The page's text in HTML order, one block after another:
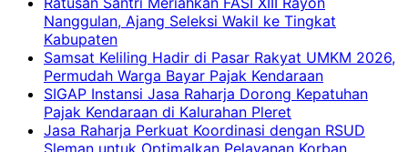
Nanggulan, Ajang Seleksi Wakil ke Tingkat
Kabupaten
Samsat Keliling Hadir di Pasar Rakyat UMKM 2026,
Permudah Warga Bayar Pajak Kendaraan
SIGAP Instansi Jasa Raharja Dorong Kepatuhan
Pajak Kendaraan di Kalurahan Pleret
Jasa Raharja Perkuat Koordinasi dengan RSUD